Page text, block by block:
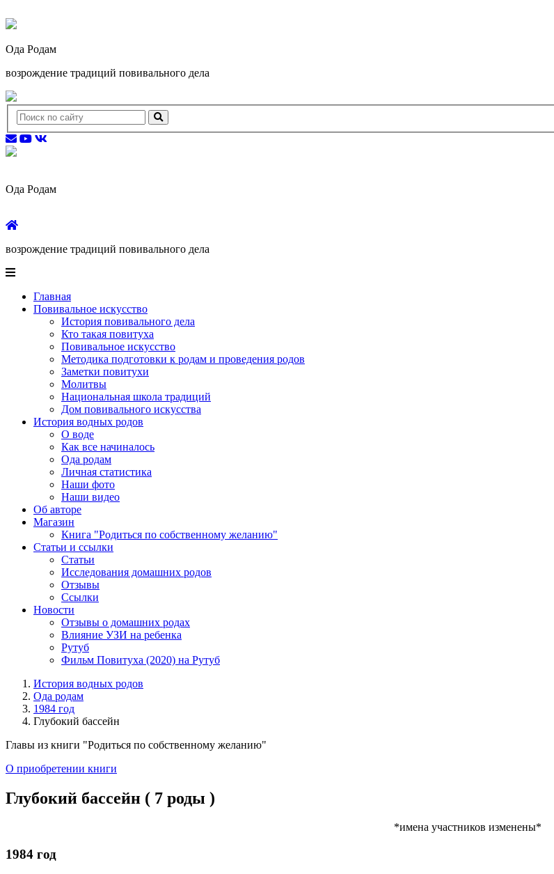
Ода Родам
возрождение традиций повивального дела
Ода Родам
возрождение традиций повивального дела
Главная
Повивальное искусство
История повивального дела
Кто такая повитуха
Повивальное искусство
Методика подготовки к родам и проведения родов
Заметки повитухи
Молитвы
Национальная школа традиций
Дом повивального искусства
История водных родов
О воде
Как все начиналось
Ода родам
Личная статистика
Наши фото
Наши видео
Об авторе
Магазин
Книга "Родиться по собственному желанию"
Статьи и ссылки
Статьи
Исследования домашних родов
Отзывы
Ссылки
Новости
Отзывы о домашних родах
Влияние УЗИ на ребенка
Рутуб
Фильм Повитуха (2020) на Рутуб
История водных родов
Ода родам
1984 год
Глубокий бассейн
Главы из книги "Родиться по собственному желанию"
О приобретении книги
Глубокий бассейн ( 7 роды )
*имена участников изменены*
1984 год